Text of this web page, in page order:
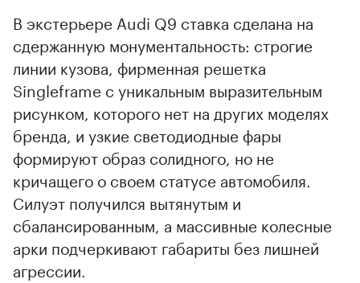
00:00 00:00
В экстерьере Audi Q9 ставка сделана на
сдержанную монументальность: строгие
линии кузова, фирменная решетка
Singleframe с уникальным выразительным
рисунком, которого нет на других моделях
бренда, и узкие светодиодные фары
формируют образ солидного, но не
кричащего о своем статусе автомобиля.
Силуэт получился вытянутым и
сбалансированным, а массивные колесные
арки подчеркивают габариты без лишней
агрессии.